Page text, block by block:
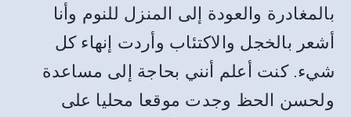
بالمغادرة والعودة إلى المنزل للنوم وأنا
أشعر بالخجل والاكتئاب وأردت إنهاء كل
شيء. كنت أعلم أنني بحاجة إلى مساعدة
ولحسن الحظ وجدت موقعا محليا على